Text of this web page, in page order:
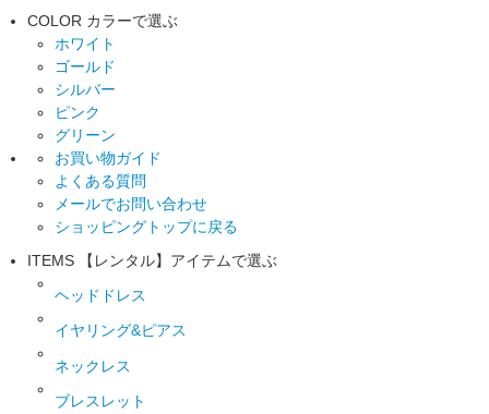
COLOR カラーで選ぶ
ホワイト
ゴールド
シルバー
ピンク
グリーン
お買い物ガイド
よくある質問
メールでお問い合わせ
ショッピングトップに戻る
ITEMS
【レンタル】アイテムで選ぶ
ヘッドドレス
イヤリング&ピアス
ネックレス
ブレスレット